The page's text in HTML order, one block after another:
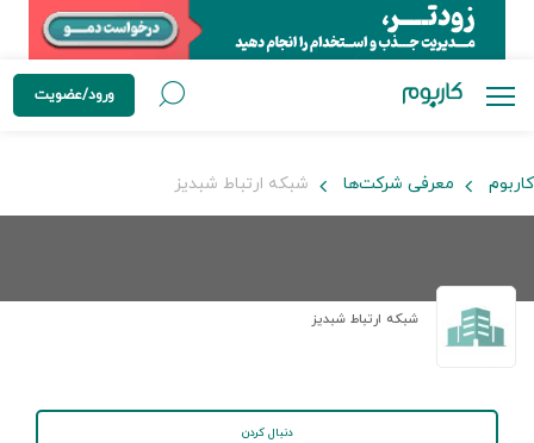
ورود/عضویت
کاربوم معرفی شرکت‌ها شبکه ارتباط شبدیز
شبکه ارتباط شبدیز
دنبال کردن